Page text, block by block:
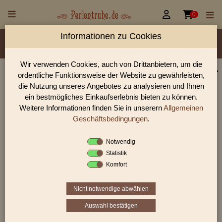
 0
Material/Glassorte Sorte/Form Farbe
Größen
Lochdurchmesser
Glasperlen, Rocailles, Holzperlen & Steinperlen |
Perlentruhe
Glasperlen, Rocailles und Preciosa Perlen aus Gablonz.
Entdecke Table-Cut-Perlen, gedrückte Perlen und antike
Sie befinden sich in folgender Kategorie:
Informationen zu Cookies
Wir verwenden Cookies, auch von Drittanbietern, um die
ordentliche Funktionsweise der Website zu gewährleisten,
die Nutzung unseres Angebotes zu analysieren und Ihnen
ein bestmögliches Einkaufserlebnis bieten zu können.
Weitere Informationen finden Sie in unserernAllgemeinen
Geschäftsbedingungen.
Notwendig
Statistik
Komfort
Nicht notwendige abwählen
Auswahl bestätigen